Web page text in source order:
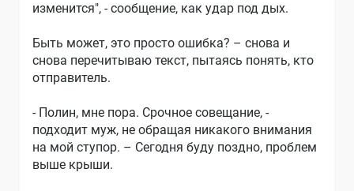
изменится", - сообщение, как удар под дых.
Быть может, это просто ошибка? – снова и
снова перечитываю текст, пытаясь понять, кто
отправитель.
- Полин, мне пора. Срочное совещание, -
подходит муж, не обращая никакого внимания
на мой ступор. – Сегодня буду поздно, проблем
выше крыши.